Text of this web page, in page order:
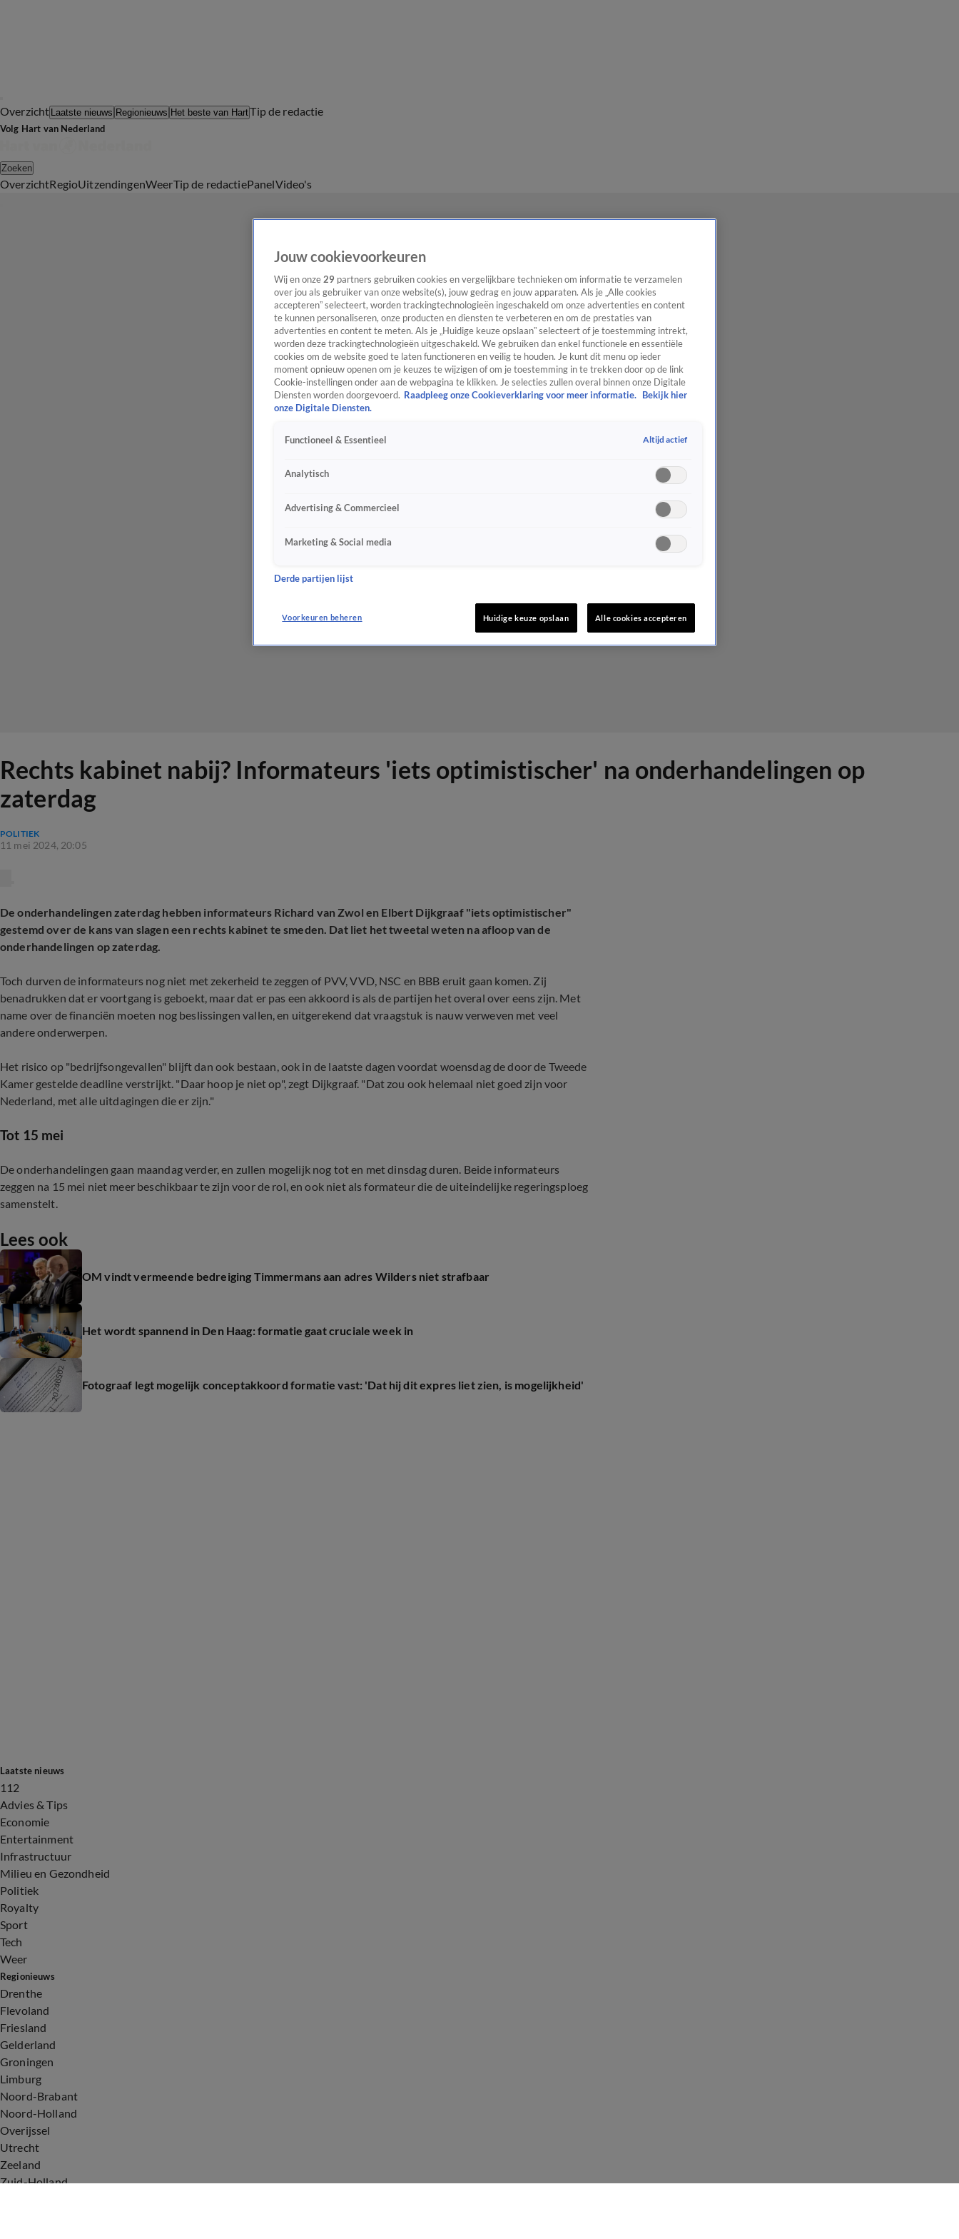
Overzicht Laatste nieuws Regionieuws Het beste van HartTip de redactie
Volg Hart van Nederland
Zoeken
OverzichtRegioUitzendingenWeerTip de redactiePanelVideo's
Rechts kabinet nabij? Informateurs 'iets optimistischer' na onderhandelingen op
zaterdag
POLITIEK
11 mei 2024, 20:05
De onderhandelingen zaterdag hebben informateurs Richard van Zwol en Elbert Dijkgraaf "iets optimistischer"
gestemd over de kans van slagen een rechts kabinet te smeden. Dat liet het tweetal weten na afloop van de
onderhandelingen op zaterdag.
Toch durven de informateurs nog niet met zekerheid te zeggen of PVV, VVD, NSC en BBB eruit gaan komen. Zij
benadrukken dat er voortgang is geboekt, maar dat er pas een akkoord is als de partijen het overal over eens zijn. Met
name over de financiën moeten nog beslissingen vallen, en uitgerekend dat vraagstuk is nauw verweven met veel
andere onderwerpen.
Het risico op "bedrijfsongevallen" blijft dan ook bestaan, ook in de laatste dagen voordat woensdag de door de Tweede
Kamer gestelde deadline verstrijkt. "Daar hoop je niet op", zegt Dijkgraaf. "Dat zou ook helemaal niet goed zijn voor
Nederland, met alle uitdagingen die er zijn."
Tot 15 mei
De onderhandelingen gaan maandag verder, en zullen mogelijk nog tot en met dinsdag duren. Beide informateurs
zeggen na 15 mei niet meer beschikbaar te zijn voor de rol, en ook niet als formateur die de uiteindelijke regeringsploeg
samenstelt.
Lees ook
OM vindt vermeende bedreiging Timmermans aan adres Wilders niet strafbaar
Het wordt spannend in Den Haag: formatie gaat cruciale week in
Fotograaf legt mogelijk conceptakkoord formatie vast: 'Dat hij dit expres liet zien, is mogelijkheid'
Laatste nieuws
112
Advies & Tips
Economie
Entertainment
Infrastructuur
Milieu en Gezondheid
Politiek
Royalty
Sport
Tech
Weer
Regionieuws
Drenthe
Flevoland
Friesland
Gelderland
Groningen
Limburg
Noord-Brabant
Noord-Holland
Overijssel
Utrecht
Zeeland
Zuid-Holland
Jouw cookievoorkeuren
Wij en onze 29 partners gebruiken cookies en vergelijkbare technieken om informatie te verzamelen
over jou als gebruiker van onze website(s), jouw gedrag en jouw apparaten. Als je „Alle cookies
accepteren” selecteert, worden trackingtechnologieën ingeschakeld om onze advertenties en content
te kunnen personaliseren, onze producten en diensten te verbeteren en om de prestaties van
advertenties en content te meten. Als je „Huidige keuze opslaan” selecteert of je toestemming intrekt,
worden deze trackingtechnologieën uitgeschakeld. We gebruiken dan enkel functionele en essentiële
cookies om de website goed te laten functioneren en veilig te houden. Je kunt dit menu op ieder
moment opnieuw openen om je keuzes te wijzigen of om je toestemming in te trekken door op de link
Cookie-instellingen onder aan de webpagina te klikken. Je selecties zullen overal binnen onze Digitale
Diensten worden doorgevoerd. Raadpleeg onze Cookieverklaring voor meer informatie.
Bekijk hier
onze Digitale Diensten.
Functioneel & Essentieel Altijd actief
Analytisch
Advertising & Commercieel
Marketing & Social media
Derde partijen lijst
Voorkeuren beheren Huidige keuze opslaan Alle cookies accepteren